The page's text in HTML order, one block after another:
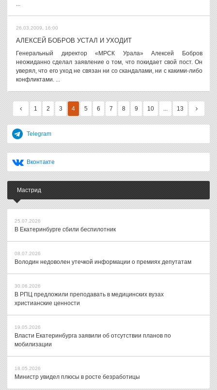
...
26.03.2009, 16:00
АЛЕКСЕЙ БОБРОВ УСТАЛ И УХОДИТ
Генеральный директор «МРСК Урала» Алексей Бобров
неожиданно сделал заявление о том, что покидает свой пост. Он
уверял, что его уход не связан ни со скандалами, ни с какими-либо
конфликтами. ...
1 2 3 4 5 6 7 8 9 10 ... 13
Telegram
Вконтакте
Мастрид
25.07.2026
В Екатеринбурге сбили беспилотник
08.07.2026
Володин недоволен утечкой информации о премиях депутатам
30.06.2026
В РПЦ предложили преподавать в медицинских вузах
христианские ценности
19.05.2026
Власти Екатеринбурга заявили об отсутствии планов по
мобилизации
18.05.2026
Министр увидел плюсы в росте безработицы